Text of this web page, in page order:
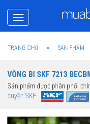
Toggle
navigation
TRANG CHỦ SẢN PHẨM
VÒNG BI SKF 7213
Sản phẩm được phân phối
quyền SKF